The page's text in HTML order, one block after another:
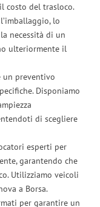
costo del trasloco.
lo
necessità di un
ulteriormente il
un preventivo
Disponiamo
di scegliere
esperti per
garantendo che
Utilizziamo veicoli
a Borsa.
per garantire un